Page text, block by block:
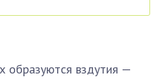
образуются вздутия —